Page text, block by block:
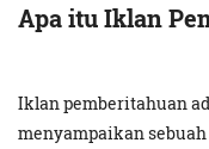
Apa itu Iklan
Iklan pemberitahuan
menyampaikan